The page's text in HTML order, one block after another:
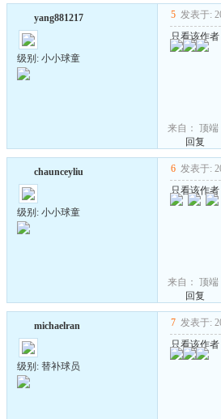
yang881217
级别: 小小球童
5 发表于:
只看该作者
来自： 顶端
回复
chaunceyliu
级别: 小小球童
6 发表于:
只看该作者
来自： 顶端
回复
michaelran
级别: 替补球员
7 发表于:
只看该作者